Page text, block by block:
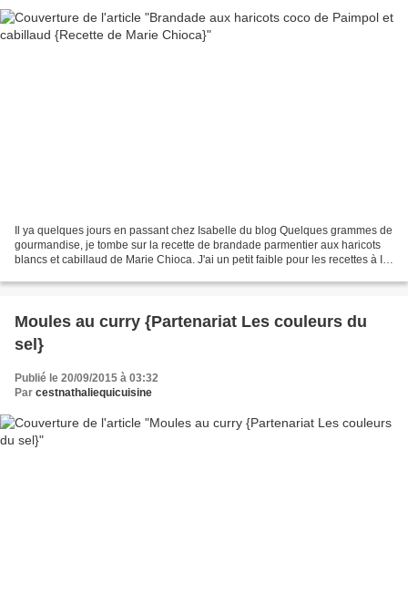
Il ya quelques jours en passant chez Isabelle du blog Quelques grammes de
gourmandise, je tombe sur la recette de brandade parmentier aux haricots
blancs et cabillaud de Marie Chioca. J'ai un petit faible pour les recettes à IG
Moules au curry {Partenariat Les couleurs du
sel}
Publié le 20/09/2015 à 03:32
Par cestnathaliequicuisine